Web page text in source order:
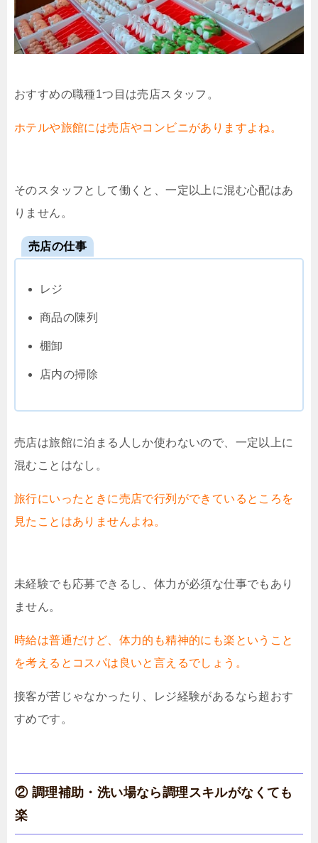
おすすめの職種1つ目は売店スタッフ。
ホテルや旅館には売店やコンビニがありますよね。
そのスタッフとして働くと、一定以上に混む心配はあ
りません。
売店の仕事
レジ
商品の陳列
棚卸
店内の掃除
売店は旅館に泊まる人しか使わないので、一定以上に
混むことはなし。
旅行にいったときに売店で行列ができているところを
見たことはありませんよね。
未経験でも応募できるし、体力が必須な仕事でもあり
ません。
時給は普通だけど、体力的も精神的にも楽ということ
を考えるとコスパは良いと言えるでしょう。
接客が苦じゃなかったり、レジ経験があるなら超おす
すめです。
② 調理補助・洗い場なら調理スキルがなくても
楽